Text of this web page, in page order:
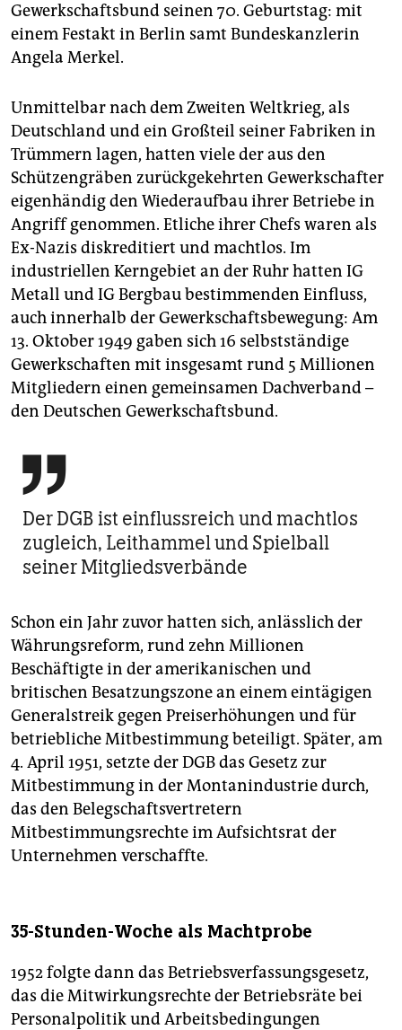
Gewerkschaftsbund seinen 70. Geburtstag: mit
einem Festakt in Berlin samt Bundeskanzlerin
Angela Merkel.
Unmittelbar nach dem Zweiten Weltkrieg, als
Deutschland und ein Großteil seiner Fabriken in
Trümmern lagen, hatten viele der aus den
Schützengräben zurückgekehrten Gewerkschafter
eigenhändig den Wiederaufbau ihrer Betriebe in
Angriff genommen. Etliche ihrer Chefs waren als
Ex-Nazis diskreditiert und machtlos. Im
industriellen Kerngebiet an der Ruhr hatten IG
Metall und IG Bergbau bestimmenden Einfluss,
auch innerhalb der Gewerkschaftsbewegung: Am
13. Oktober 1949 gaben sich 16 selbstständige
Gewerkschaften mit insgesamt rund 5 Millionen
Mitgliedern einen gemeinsamen Dachverband –
den Deutschen Gewerkschaftsbund.

Der DGB ist einflussreich und machtlos
zugleich, Leithammel und Spielball
seiner Mitgliedsverbände
Schon ein Jahr zuvor hatten sich, anlässlich der
Währungsreform, rund zehn Millionen
Beschäftigte in der amerikanischen und
britischen Besatzungszone an einem eintägigen
Generalstreik gegen Preiserhöhungen und für
betriebliche Mitbestimmung beteiligt. Später, am
4. April 1951, setzte der DGB das Gesetz zur
Mitbestimmung in der Montanindustrie durch,
das den Belegschaftsvertretern
Mitbestimmungsrechte im Aufsichtsrat der
Unternehmen verschaffte.
35-Stunden-Woche als Machtprobe
1952 folgte dann das Betriebsverfassungsgesetz,
das die Mitwirkungsrechte der Betriebsräte bei
Personalpolitik und Arbeitsbedingungen